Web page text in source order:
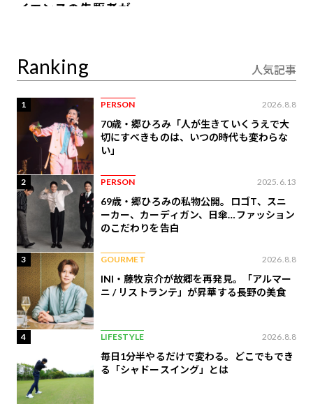
イエンスの先駆者が語
Ranking 人気記事
1 PERSON 2026.8.8
70歳・郷ひろみ「人が生きていくうえで大
切にすべきものは、いつの時代も変わらな
い」
2 PERSON 2025.6.13
69歳・郷ひろみの私物公開。ロゴT、スニ
ーカー、カーディガン、日傘…ファッション
のこだわりを告白
3 GOURMET 2026.8.8
INI・藤牧京介が故郷を再発見。「アルマー
ニ / リストランテ」が昇華する長野の美食
4 LIFESTYLE 2026.8.8
毎日1分半やるだけで変わる。どこでもでき
る「シャドースイング」とは